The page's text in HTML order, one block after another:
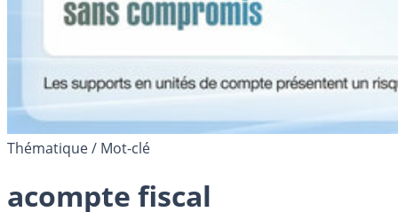
Thématique / Mot-clé
acompte fiscal